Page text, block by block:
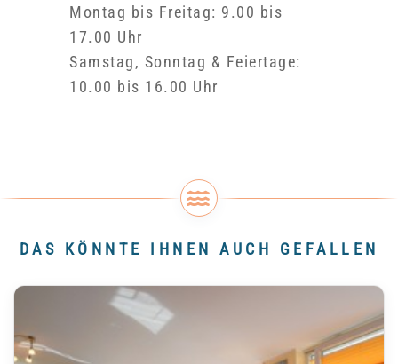
Montag bis Freitag: 9.00 bis
17.00 Uhr
Samstag, Sonntag & Feiertage:
10.00 bis 16.00 Uhr
DAS KÖNNTE IHNEN AUCH GEFALLEN